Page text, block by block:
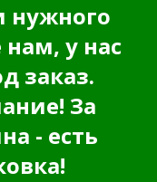
нужного
у нас
заказ.
За
- есть